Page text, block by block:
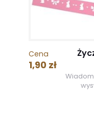
Cena
1,90 zł